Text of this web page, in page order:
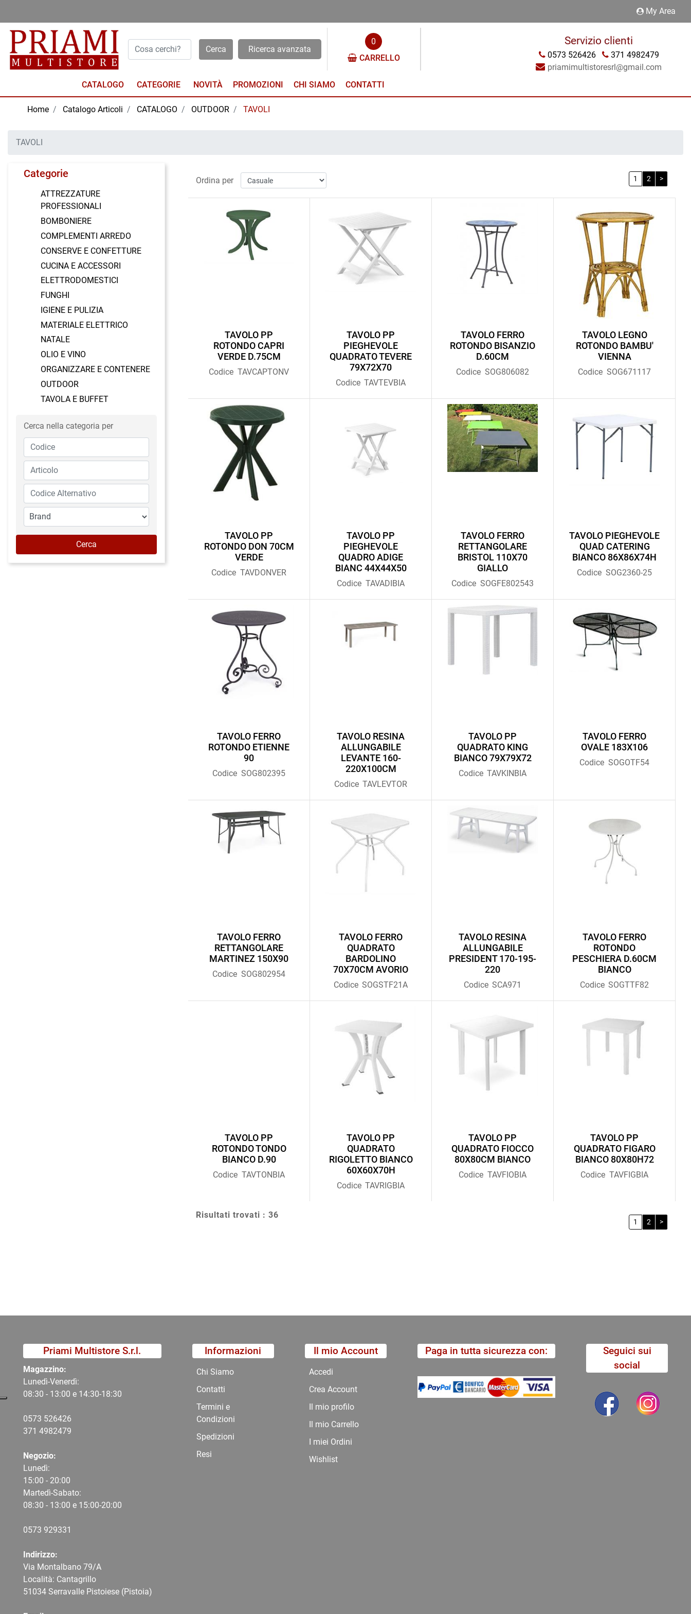
My Area
Ricerca avanzata
0
CARRELLO
Servizio clienti
0573 526426
371 4982479
priamimultistoresrl@gmail.com
CATALOGO
Open menu
NOVITÀ PROMOZIONI CHI SIAMO CONTATTI
Home Catalogo Articoli CATALOGO OUTDOOR TAVOLI
TAVOLI
Categorie
ATTREZZATURE
PROFESSIONALI
BOMBONIERE
COMPLEMENTI ARREDO
CONSERVE E CONFETTURE
CUCINA E ACCESSORI
ELETTRODOMESTICI
FUNGHI
IGIENE E PULIZIA
MATERIALE ELETTRICO
NATALE
OLIO E VINO
ORGANIZZARE E CONTENERE
OUTDOOR
TAVOLA E BUFFET
Cerca nella categoria per
Ordina per 1 2 >
TAVOLO PP
ROTONDO CAPRI
VERDE D.75CM
Codice TAVCAPTONV
TAVOLO PP
PIEGHEVOLE
QUADRATO TEVERE
79X72X70
Codice TAVTEVBIA
TAVOLO FERRO
ROTONDO BISANZIO
D.60CM
Codice SOG806082
TAVOLO LEGNO
ROTONDO BAMBU'
VIENNA
Codice SOG671117
TAVOLO PP
ROTONDO DON 70CM
VERDE
Codice TAVDONVER
TAVOLO PP
PIEGHEVOLE
QUADRO ADIGE
BIANC 44X44X50
Codice TAVADIBIA
TAVOLO FERRO
RETTANGOLARE
BRISTOL 110X70
GIALLO
Codice SOGFE802543
TAVOLO PIEGHEVOLE
QUAD CATERING
BIANCO 86X86X74H
Codice SOG2360-25
TAVOLO FERRO
ROTONDO ETIENNE
90
Codice SOG802395
TAVOLO RESINA
ALLUNGABILE
LEVANTE 160-
220X100CM
Codice TAVLEVTOR
TAVOLO PP
QUADRATO KING
BIANCO 79X79X72
Codice TAVKINBIA
TAVOLO FERRO
OVALE 183X106
Codice SOGOTF54
TAVOLO FERRO
RETTANGOLARE
MARTINEZ 150X90
Codice SOG802954
TAVOLO FERRO
QUADRATO
BARDOLINO
70X70CM AVORIO
Codice SOGSTF21A
TAVOLO RESINA
ALLUNGABILE
PRESIDENT 170-195-
220
Codice SCA971
TAVOLO FERRO
ROTONDO
PESCHIERA D.60CM
BIANCO
Codice SOGTTF82
TAVOLO PP
ROTONDO TONDO
BIANCO D.90
Codice TAVTONBIA
TAVOLO PP
QUADRATO
RIGOLETTO BIANCO
60X60X70H
Codice TAVRIGBIA
TAVOLO PP
QUADRATO FIOCCO
80X80CM BIANCO
Codice TAVFIOBIA
TAVOLO PP
QUADRATO FIGARO
BIANCO 80X80H72
Codice TAVFIGBIA
Risultati trovati : 36
1 2 >
Priami Multistore S.r.l.
Magazzino:
Lunedì-Venerdì:
08:30 - 13:00 e 14:30-18:30
0573 526426
371 4982479
Negozio:
Lunedì:
15:00 - 20:00
Martedì-Sabato:
08:30 - 13:00 e 15:00-20:00
0573 929331
Indirizzo:
Via Montalbano 79/A
Località: Cantagrillo
51034 Serravalle Pistoiese (Pistoia)
Informazioni
Chi Siamo
Contatti
Termini e
Condizioni
Spedizioni
Resi
Il mio Account
Accedi
Crea Account
Il mio profilo
Il mio Carrello
I miei Ordini
Wishlist
Paga in tutta sicurezza con:
Seguici sui
social